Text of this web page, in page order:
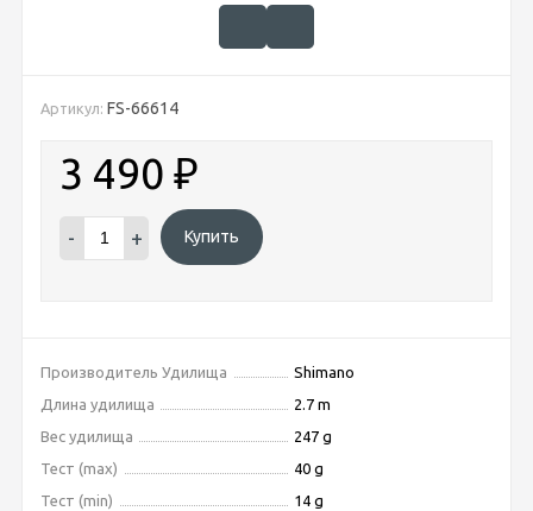
Артикул: FS-66614
3 490 ₽
- + Купить
Производитель Удилища
Shimano
Длина удилища
2.7 m
Вес удилища
247 g
Тест (max)
40 g
Тест (min)
14 g